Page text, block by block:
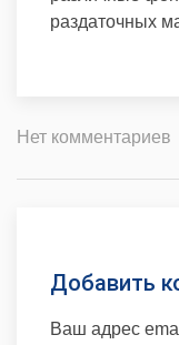
раздаточных
Нет комментариев
Добавить
Ваш адрес